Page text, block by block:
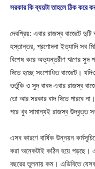
সরকার কি ব্যয়টা তাহলে ঠিক করে
দেবপ্রিয়: এবার রাজস্ব বাজেটে
হস্তান্তর, প্রণোদনা ইত্যাদি সব
বিশেষ করে অভ্যন্তরীণ ঋণের সুদ
দিতে হচ্ছে সংশোধিত বাজেটে।
ভর্তুকি ও সুদ বাবদ এবার রাজস্ব
তো আর সরকার বাদ দিতে পারবে
পরে খুব সামান্যই রাজস্ব উদ্বৃত্ত
এসব কারণে বার্ষিক উন্নয়ন
করা অনেকটাই কঠিন হয়ে পড়ছে।
বছরের তুলনায় কম। এডিবিতে